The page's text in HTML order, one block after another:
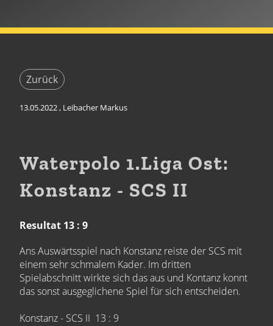
Zurück
13.05.2022, Leibacher Markus
Waterpolo 1.Liga Ost:
Konstanz - SCS II
Resultat 13 : 9
Ans Auswärtsspiel nach Konstanz reiste der SCS mit
einem sehr schmalem Kader. Im dritten
Spielabschnitt wirkte sich das aus und Kontanz konnt
das sonst ausgeglichene Spiel für sich entscheiden.
Konstanz - SCS II 13 : 9